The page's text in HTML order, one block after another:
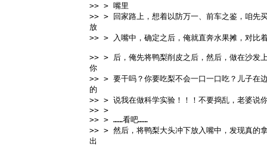
>> > 嘴里
>> > 回家路上，想着以防万一、前车之鉴，咱先
放
>> > 入嘴中，确定之后，俺就直奔水果摊，对比
>> > 后，俺先将鸭梨削皮之后，然后，做在沙发
你
>> > 要干吗？你要吃梨不会一口一口吃？儿子在
的
>> > 说我在做科学实验！！！不要捣乱，老婆说
>> >
>> > ……看吧……
>> > 然后，将鸭梨大头冲下放入嘴中，发现真的
出